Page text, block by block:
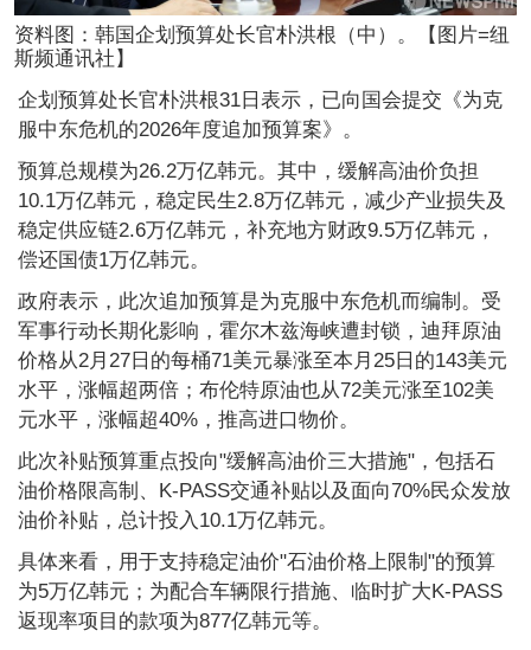
资料图：韩国企划预算处长官朴洪根（中）。【图片=纽
斯频通讯社】
企划预算处长官朴洪根31日表示，已向国会提交《为克
服中东危机的2026年度追加预算案》。
预算总规模为26.2万亿韩元。其中，缓解高油价负担
10.1万亿韩元，稳定民生2.8万亿韩元，减少产业损失及
稳定供应链2.6万亿韩元，补充地方财政9.5万亿韩元，
偿还国债1万亿韩元。
政府表示，此次追加预算是为克服中东危机而编制。受
军事行动长期化影响，霍尔木兹海峡遭封锁，迪拜原油
价格从2月27日的每桶71美元暴涨至本月25日的143美元
水平，涨幅超两倍；布伦特原油也从72美元涨至102美
元水平，涨幅超40%，推高进口物价。
此次补贴预算重点投向"缓解高油价三大措施"，包括石
油价格限高制、K-PASS交通补贴以及面向70%民众发放
油价补贴，总计投入10.1万亿韩元。
具体来看，用于支持稳定油价"石油价格上限制"的预算
为5万亿韩元；为配合车辆限行措施、临时扩大K-PASS
返现率项目的款项为877亿韩元等。